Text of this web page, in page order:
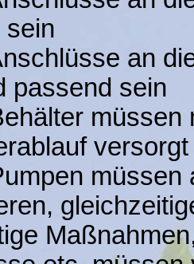
sein
an
passend sein
müssen
müssen